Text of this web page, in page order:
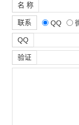
名 称
联系 QQ
QQ
验证